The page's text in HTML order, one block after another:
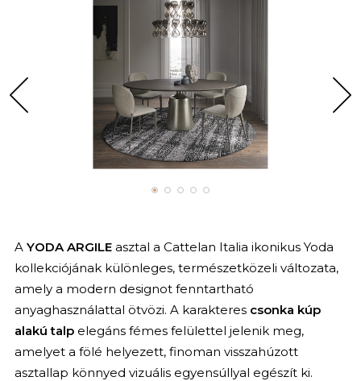
A YODA ARGILE asztal a Cattelan Italia ikonikus Yoda
kollekciójának különleges, természetközeli változata,
amely a modern designot fenntartható
anyaghasználattal ötvözi. A karakteres csonka kúp
alakú talpelegáns fémes felülettel jelenik meg,
amelyet a fölé helyezett, finoman visszahúzott
asztallap könnyed vizuális egyensúllyal egészít ki.